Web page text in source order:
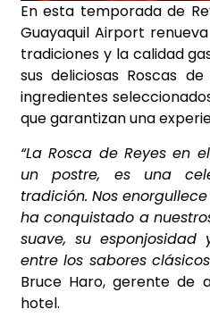
En esta temporada de
Guayaquil Airport
tradiciones y la calidad
sus deliciosas Roscas
ingredientes
que garantizan una
“La Rosca de Reyes en
un postre, es una
tradición. Nos
ha conquistado a
suave, su
entre los sabores
Bruce Haro, gerente de
hotel.